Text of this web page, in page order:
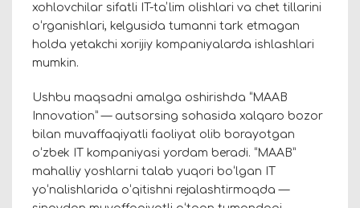
xohlovchilar sifatli IT-taʼlim olishlari va chet tillarini
oʻrganishlari, kelgusida tumanni tark etmagan
holda yetakchi xorijiy kompaniyalarda ishlashlari
mumkin.
Ushbu maqsadni amalga oshirishda “MAAB
Innovation” — autsorsing sohasida xalqaro bozor
bilan muvaffaqiyatli faoliyat olib borayotgan
oʻzbek IT kompaniyasi yordam beradi. “MAAB”
mahalliy yoshlarni talab yuqori boʻlgan IT
yoʻnalishlarida oʻqitishni rejalashtirmoqda —